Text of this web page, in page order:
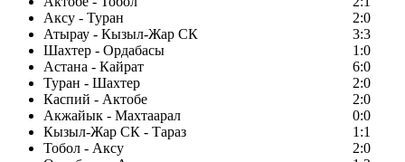
Аксу - Туран
2:0
Атырау - Кызыл-Жар СК
3:3
Шахтер - Ордабасы
1:0
Астана - Кайрат
6:0
Туран - Шахтер
2:0
Каспий - Актобе
2:0
Акжайык - Махтаарал
0:0
Кызыл-Жар СК - Тараз
1:1
Тобол - Аксу
2:0